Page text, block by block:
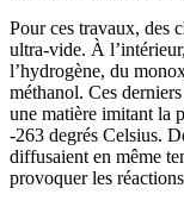
Pour ces travaux, des
ultra-vide. À
l’hydrogène, du
méthanol. Ces
une matière imitant la
-263 degrés Celsius.
diffusaient en même
provoquer les